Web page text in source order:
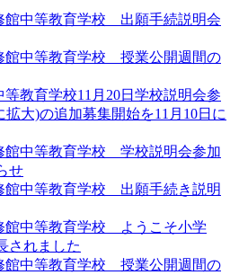
館中等教育学校 出願手続説明会
館中等教育学校 授業公開週間の
等教育学校11月20日学校説明会参
拡大)の追加募集開始を11月10日に
館中等教育学校 学校説明会参加
せ
館中等教育学校 出願手続き説明
館中等教育学校 ようこそ小学
れました
館中等教育学校 授業公開週間の